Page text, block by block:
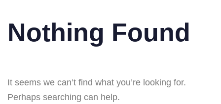
Nothing Found
It seems we can’t find what you’re looking for.
Perhaps searching can help.